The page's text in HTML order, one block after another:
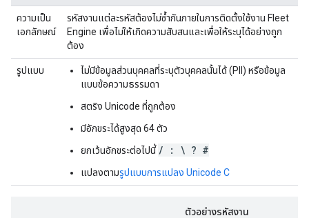
ความเป็น
เอกลักษณ์
รหัสงานแต่ละรหัสต้องไม่ซ้ำกันภายในการติดตั้งใช้งาน Fleet
Engine เพื่อไม่ให้เกิดความสับสนและเพื่อให้ระบุได้อย่างถูก
ต้อง
รูปแบบ
ไม่มีข้อมูลส่วนบุคคลที่ระบุตัวบุคคลนั้นได้ (PII) หรือข้อมูล
แบบข้อความธรรมดา
สตริง Unicode ที่ถูกต้อง
มีอักขระได้สูงสุด 64 ตัว
ยกเว้นอักขระต่อไปนี้ / : \ ? #
แปลงตามรูปแบบการแปลง Unicode C
ตัวอย่างรหัสงาน